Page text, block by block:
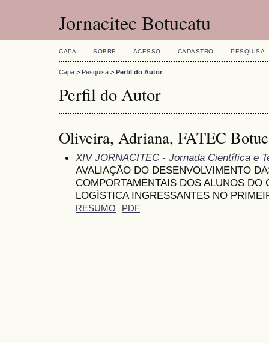
Jornacitec Botucatu
CAPA SOBRE ACESSO CADASTRO PESQUISA
Capa > Pesquisa > Perfil do Autor
Perfil do Autor
Oliveira, Adriana, FATEC
XIV JORNACITEC - Jornada Científica e
AVALIAÇÃO DO DESENVOLVIMENTO
COMPORTAMENTAIS DOS ALUNOS DO
LOGÍSTICA INGRESSANTES NO
RESUMO PDF